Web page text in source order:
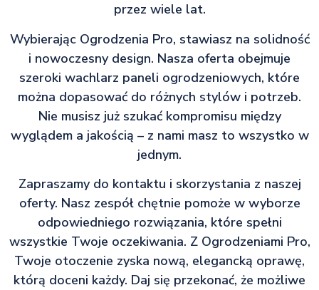
przez wiele lat.
Wybierając Ogrodzenia Pro, stawiasz na solidność
i nowoczesny design. Nasza oferta obejmuje
szeroki wachlarz paneli ogrodzeniowych, które
można dopasować do różnych stylów i potrzeb.
Nie musisz już szukać kompromisu między
wyglądem a jakością – z nami masz to wszystko w
jednym.
Zapraszamy do kontaktu i skorzystania z naszej
oferty. Nasz zespół chętnie pomoże w wyborze
odpowiedniego rozwiązania, które spełni
wszystkie Twoje oczekiwania. Z Ogrodzeniami Pro,
Twoje otoczenie zyska nową, elegancką oprawę,
którą doceni każdy. Daj się przekonać, że możliwe